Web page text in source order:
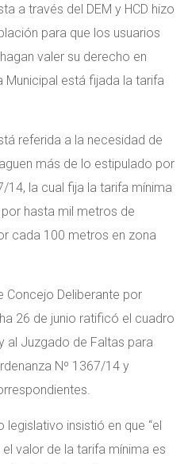
a través del DEM y HCD hizo
para que los usuarios
valer su derecho en
Municipal está fijada la tarifa
referida a la necesidad de
más de lo estipulado por
14, la cual fija la tarifa mínima
hasta mil metros de
cada 100 metros en zona
Concejo Deliberante por
26 de junio ratificó el cuadro
al Juzgado de Faltas para
Nº 1367/14 y
insistió en que “el
valor de la tarifa mínima es